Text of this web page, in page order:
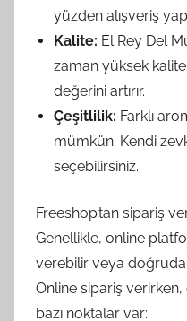
yüzden alışveriş
Kalite: El Rey Del
zaman yüksek kalite
değerini artırır.
Çeşitlilik: Farklı
mümkün. Kendi
seçebilirsiniz.
Freeshop’tan sipariş
Genellikle, online
verebilir veya
Online sipariş
bazı noktalar var: